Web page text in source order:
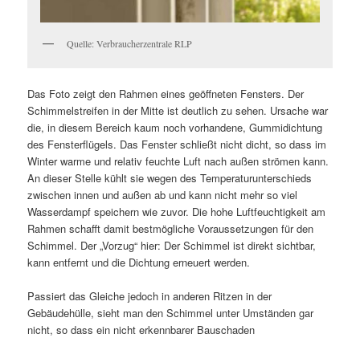
Quelle: Verbraucherzentrale RLP
Das Foto zeigt den Rahmen eines geöffneten Fensters. Der
Schimmelstreifen in der Mitte ist deutlich zu sehen. Ursache war
die, in diesem Bereich kaum noch vorhandene, Gummidichtung
des Fensterflügels. Das Fenster schließt nicht dicht, so dass im
Winter warme und relativ feuchte Luft nach außen strömen kann.
An dieser Stelle kühlt sie wegen des Temperaturunterschieds
zwischen innen und außen ab und kann nicht mehr so viel
Wasserdampf speichern wie zuvor. Die hohe Luftfeuchtigkeit am
Rahmen schafft damit bestmögliche Voraussetzungen für den
Schimmel. Der „Vorzug“ hier: Der Schimmel ist direkt sichtbar,
kann entfernt und die Dichtung erneuert werden.
Passiert das Gleiche jedoch in anderen Ritzen in der
Gebäudehülle, sieht man den Schimmel unter Umständen gar
nicht, so dass ein nicht erkennbarer Bauschaden